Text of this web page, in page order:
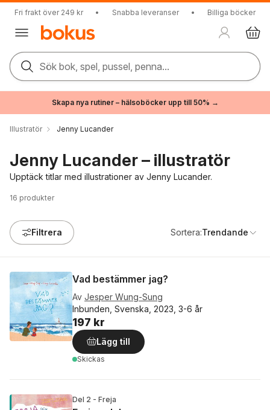
Fri frakt över 249 kr • Snabba leveranser • Billiga böcker
Sök bok, spel, pussel, penna...
Skapa nya rutiner – hälsoböcker upp till 50% →
Illustratör Jenny Lucander
Jenny Lucander – illustratör
Upptäck titlar med illustrationer av Jenny Lucander.
16 produkter
Filtrera Sortera:Trendande
Vad bestämmer jag?
Av Jesper Wung-Sung
Inbunden, Svenska, 2023, 3-6 år
197 kr
Lägg till
Skickas
Del 2 - Freja